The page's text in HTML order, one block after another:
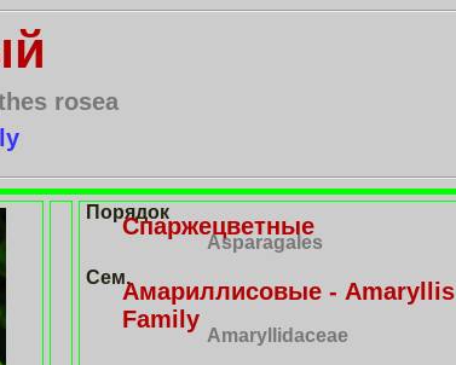
rosea
Порядок
Спаржецветные
Asparagales
Сем.
Амариллисовые - Amaryllis
Family
Amaryllidaceae